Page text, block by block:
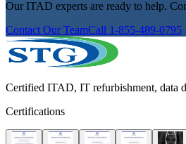
Our ITAD experts are ready to help.
Contact Our TeamCall 1-855-489-0795
Certified ITAD, IT refurbishment, data
Certifications